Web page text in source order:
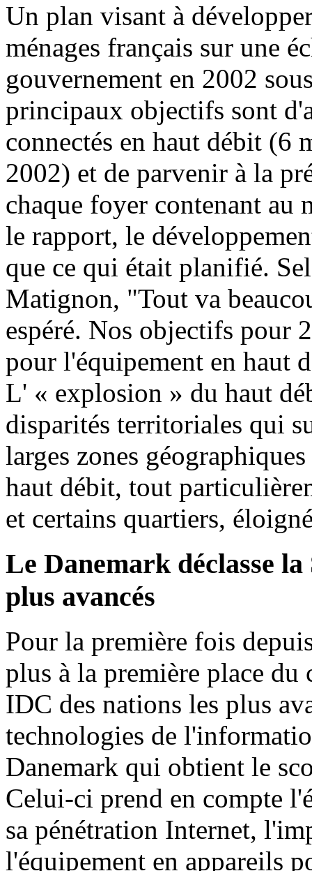
Un plan visant à
ménages français sur une
gouvernement en 2002
principaux objectifs sont
connectés en haut débit (6
2002) et de parvenir à la
chaque foyer contenant au
le rapport, le
que ce qui était planifié.
Matignon, "Tout va
espéré. Nos objectifs pour
pour l'équipement en haut
L' « explosion » du haut
disparités territoriales qui
larges zones
haut débit, tout
et certains quartiers,
Le Danemark déclasse la
plus avancés
Pour la première fois
plus à la première place du
IDC des nations les plus
technologies de
Danemark qui obtient le
Celui-ci prend en compte
sa pénétration Internet,
l'équipement en appareils